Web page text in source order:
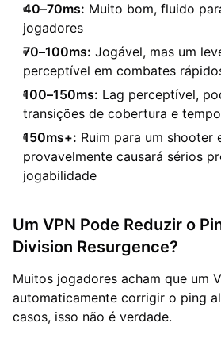
40–70ms: Muito bom, fluido
jogadores
70–100ms: Jogável, mas um
perceptível em combates
100–150ms: Lag perceptível,
transições de cobertura e
150ms+: Ruim para um shooter
provavelmente causará sérios
jogabilidade
Um VPN Pode Reduzir o
Division Resurgence?
Muitos jogadores acham que um
automaticamente corrigir o ping
casos, isso não é verdade.